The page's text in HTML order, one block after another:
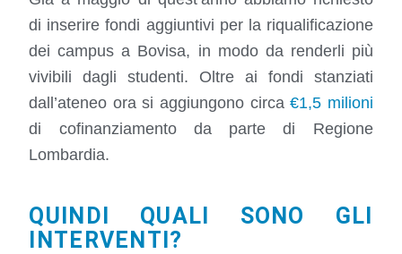
di inserire fondi aggiuntivi per la riqualificazione
dei campus a Bovisa, in modo da renderli più
vivibili dagli studenti. Oltre ai fondi stanziati
dall’ateneo ora si aggiungono circa€1,5 milioni
di cofinanziamento da parte di Regione
Lombardia.
QUINDI QUALI SONO GLI
INTERVENTI?